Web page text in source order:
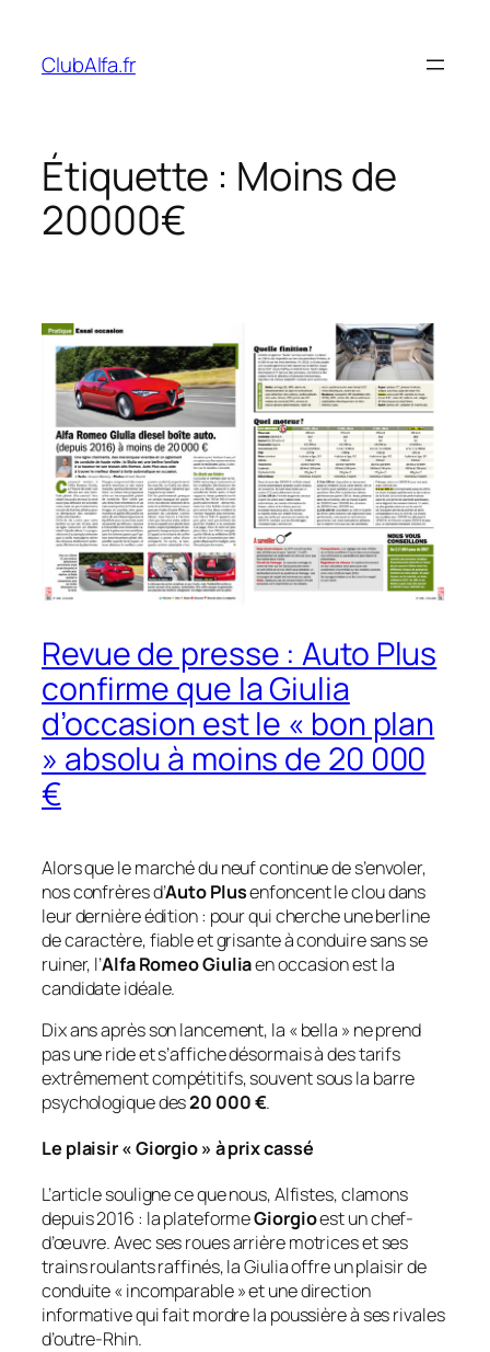
contenu
ClubAlfa.fr
Étiquette : Moins de
20000€
Revue de presse : Auto Plus
confirme que la Giulia
d’occasion est le « bon plan
» absolu à moins de 20 000
€
Alors que le marché du neuf continue de s’envoler,
nos confrères d’Auto Plusenfoncent le clou dans
leur dernière édition : pour qui cherche une berline
de caractère, fiable et grisante à conduire sans se
ruiner, l’Alfa Romeo Giuliaen occasion est la
candidate idéale.
Dix ans après son lancement, la « bella » ne prend
pas une ride et s’affiche désormais à des tarifs
extrêmement compétitifs, souvent sous la barre
psychologique des20 000 €.
Le plaisir « Giorgio » à prix cassé
L’article souligne ce que nous, Alfistes, clamons
depuis 2016 : la plateformeGiorgioest un chef-
d’œuvre. Avec ses roues arrière motrices et ses
trains roulants raffinés, la Giulia offre un plaisir de
conduite « incomparable » et une direction
informative qui fait mordre la poussière à ses rivales
d’outre-Rhin.